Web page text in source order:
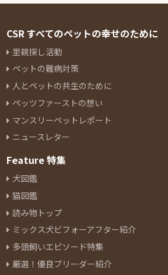
CSR すべてのペットの幸せのために
里親探し活動
ペットの難病対策
人とペットの共生のために
ペッツファーストの想い
マンスリーペットレポート
ニュースレター
Feature 特集
犬図鑑
猫図鑑
読み物トップ
ミックス犬ビフォーアフター紹介
多頭飼いエピソード特集
厳選！優良ブリーダー紹介